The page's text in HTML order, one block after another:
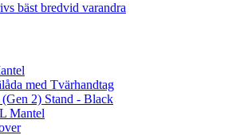
bäst bredvid varandra
med Tvärhandtag
2) Stand - Black
Mantel